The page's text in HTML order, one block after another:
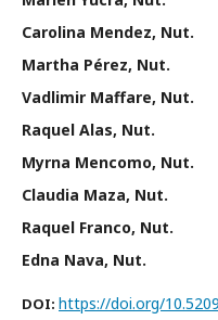
Carolina Mendez, Nut.
Martha Pérez, Nut.
Vadlimir Maffare, Nut.
Raquel Alas, Nut.
Myrna Mencomo, Nut.
Claudia Maza, Nut.
Raquel Franco, Nut.
Edna Nava, Nut.
DOI: https://doi.org/